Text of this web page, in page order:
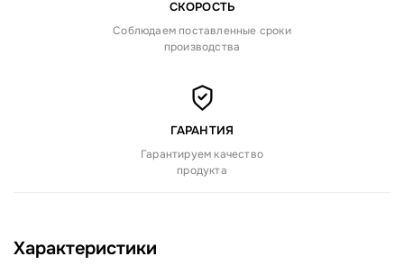
СКОРОСТЬ
Соблюдаем поставленные сроки
производства
ГАРАНТИЯ
Гарантируем качество
продукта
Характеристики